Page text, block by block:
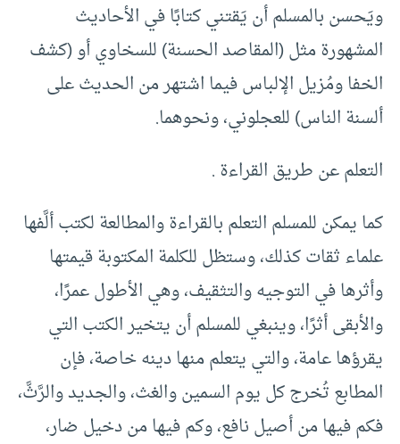
ويَحسن بالمسلم أن يَقتني كتابًا في الأحاديث
المشهورة مثل (المقاصد الحسنة) للسخاوي أو (كشف
الخفا ومُزيل الإلباس فيما اشتهر من الحديث على
ألسنة الناس) للعجلوني، ونحوهما.
التعلم عن طريق القراءة .
كما يمكن للمسلم التعلم بالقراءة والمطالعة لكتب ألَّفها
علماء ثقات كذلك، وستظل للكلمة المكتوبة قيمتها
وأثرها في التوجيه والتثقيف، وهي الأطول عمرًا،
والأبقى أثرًا، وينبغي للمسلم أن يتخير الكتب التي
يقرؤها عامة، والتي يتعلم منها دينه خاصة، فإن
المطابع تُخرج كل يوم السمين والغث، والجديد والرَّثَّ،
فكم فيها من أصيل نافع، وكم فيها من دخيل ضار،